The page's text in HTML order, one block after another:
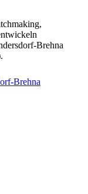
Brehna
Brehna